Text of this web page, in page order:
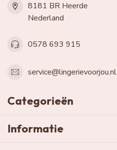
8181 BR Heerde
Nederland
0578 693 915
service@lingerievoorjou.nl
Categorieën
Informatie